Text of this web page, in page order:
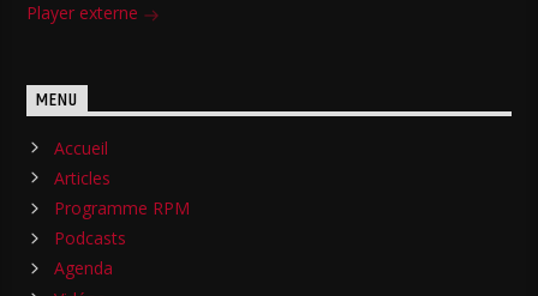
Player externe
MENU
Accueil
Articles
Programme RPM
Podcasts
Agenda